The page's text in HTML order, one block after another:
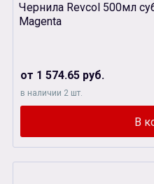
Чернила Revcol 500мл
Magenta
от 1 574.65 руб.
в наличии 2 шт.